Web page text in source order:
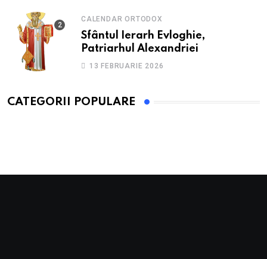
CALENDAR ORTODOX
Sfântul Ierarh Evloghie,
Patriarhul Alexandriei
13 FEBRUARIE 2026
CATEGORII POPULARE